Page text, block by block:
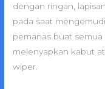
dengan ringan,
pada saat
pemanas buat
melenyapkan kabut
wiper.